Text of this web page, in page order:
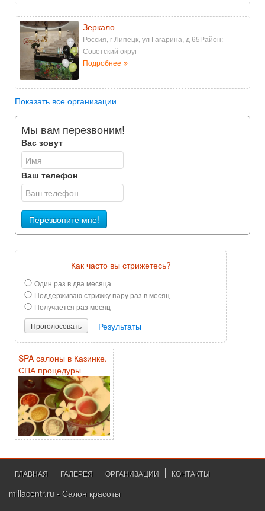
Зеркало
Россия, г Липецк, ул Гагарина, д 65Район:
Советский округ
Подробнее
Показать все организации
Мы вам перезвоним!
Вас зовут
Ваш телефон
Перезвоните мне!
Как часто вы стрижетесь?
Один раз в два месяца
Поддерживаю стрижку пару раз в месяц
Получается раз месяц
Проголосовать
Результаты
SPA салоны в Казинке.
СПА процедуры
ГЛАВНАЯ ГАЛЕРЕЯ ОРГАНИЗАЦИИ КОНТАКТЫ
millacentr.ru - Салон красоты